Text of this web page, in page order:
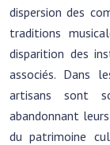
dispersion des
traditions
disparition des
associés. Dans
artisans sont
abandonnant
du patrimoine